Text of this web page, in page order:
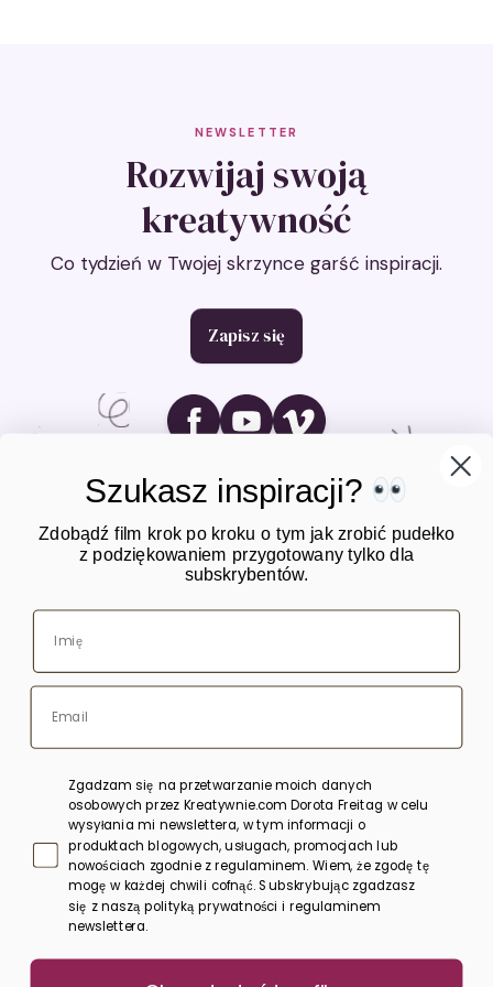
NEWSLETTER
Rozwijaj swoją
kreatywność
Co tydzień w Twojej skrzynce garść inspiracji.
Zapisz się
Ikona social media
Ikona social media
Ikona social media
Kursy online
Bony upominkowe
Polityka prywatności
Regulamin
Szukasz inspiracji?
Zdobądź film krok po kroku o tym jak zrobić pudełko
z podziękowaniem przygotowany tylko dla
subskrybentów.
Zgadzam się na przetwarzanie moich danych
osobowych przez Kreatywnie.com Dorota Freitag w celu
wysyłania mi newslettera, w tym informacji o
produktach blogowych, usługach, promocjach lub
nowościach zgodnie z regulaminem. Wiem, że zgodę tę
mogę w każdej chwili cofnąć. Subskrybując zgadzasz
się z naszą polityką prywatności i regulaminem
newslettera.